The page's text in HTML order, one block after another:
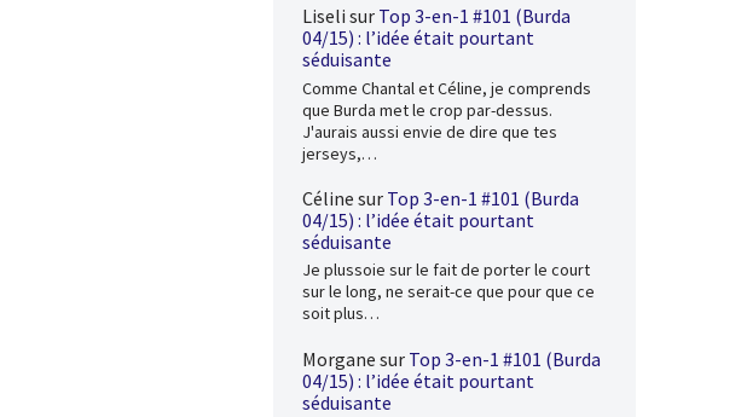
Liseli sur Top 3-en-1 #101 (Burda
04/15) : l’idée était pourtant
séduisante
Comme Chantal et Céline, je comprends
que Burda met le crop par-dessus.
J'aurais aussi envie de dire que tes
jerseys,…
Céline sur Top 3-en-1 #101 (Burda
04/15) : l’idée était pourtant
séduisante
Je plussoie sur le fait de porter le court
sur le long, ne serait-ce que pour que ce
soit plus…
Morgane sur Top 3-en-1 #101 (Burda
04/15) : l’idée était pourtant
séduisante